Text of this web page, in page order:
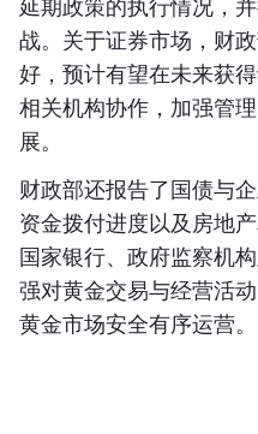
战。关于证券市场，财
好，预计有望在未来获
相关机构协作，加强管
展。
财政部还报告了国债与
资金拨付进度以及房地
国家银行、政府监察机
强对黄金交易与经营活
黄金市场安全有序运营。